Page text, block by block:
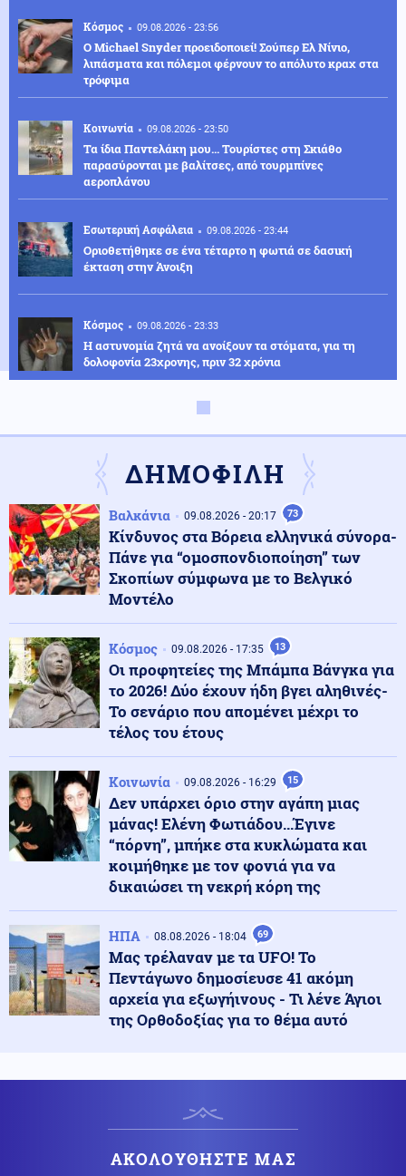
Κόσμος 09.08.2026 - 23:56
Ο Michael Snyder προειδοποιεί! Σούπερ Ελ Νίνιο,
λιπάσματα και πόλεμοι φέρνουν το απόλυτο κραχ στα
τρόφιμα
Κοινωνία 09.08.2026 - 23:50
Τα ίδια Παντελάκη μου... Τουρίστες στη Σκιάθο
παρασύρονται με βαλίτσες, από τουρμπίνες
αεροπλάνου
Εσωτερική Ασφάλεια 09.08.2026 - 23:44
Οριοθετήθηκε σε ένα τέταρτο η φωτιά σε δασική
έκταση στην Άνοιξη
Κόσμος 09.08.2026 - 23:33
Η αστυνομία ζητά να ανοίξουν τα στόματα, για τη
δολοφονία 23χρονης, πριν 32 χρόνια
11 νεκροί από επιθέσεις των Χούθι στην Υεμένη
Κοινωνία 09.08.2026 - 23:22
Διαρρήκτες έριξαν οξύ σε κλειδαριές, για να
μπουκάρουν σε διαμερίσματα στο Βύρωνα
Κοινωνία 09.08.2026 - 23:08
Κυκλοφοριακές ρυθμίσεις στη λεωφόρο Σχιστού, λόγω
εκτέλεσης εργασιών
Ένοπλες Συρράξεις 09.08.2026 - 23:05
Νέες επιθέσεις των Χούθι στην πόλη Μόχα
Πολιτική 09.08.2026 - 23:02
ΠΑΣΟΚ για το θάνατο του Νίκου Καλογερόπουλου:
«Ανήσυχο και ασυμβίβαστο πνεύμα»
Πολιτική 09.08.2026 - 22:51
ΣΥΡΙΖΑ για Νίκο Καλογερόπουλο: Υπηρέτησε την τέχνη
με έναν απολύτως προσωπικό τρόπο, μακριά από
Οι Τούρκοι ζητούν από τις ΗΠΑ πρόσβαση στο "ψαχνό"
της τεχνολογίας πρόωσης κινητήρων για το μαχητικό
ΔΗΜΟΦΙΛΗ
Βαλκάνια 09.08.2026 - 20:17 73
Κίνδυνος στα Βόρεια ελληνικά σύνορα-
Πάνε για “ομοσπονδιοποίηση” των
Σκοπίων σύμφωνα με το Βελγικό
Μοντέλο
Κόσμος 09.08.2026 - 17:35 13
Οι προφητείες της Μπάμπα Βάνγκα για
το 2026! Δύο έχουν ήδη βγει αληθινές-
Το σενάριο που απομένει μέχρι το
τέλος του έτους
Κοινωνία 09.08.2026 - 16:29 15
Δεν υπάρχει όριο στην αγάπη μιας
μάνας! Ελένη Φωτιάδου...Έγινε
“πόρνη”, μπήκε στα κυκλώματα και
κοιμήθηκε με τον φονιά για να
δικαιώσει τη νεκρή κόρη της
ΗΠΑ 08.08.2026 - 18:04 69
Μας τρέλαναν με τα UFO! Το
Πεντάγωνο δημοσίευσε 41 ακόμη
αρχεία για εξωγήινους - Τι λένε Άγιοι
της Ορθοδοξίας για το θέμα αυτό
ΑΚΟΛΟΥΘΗΣΤΕ ΜΑΣ